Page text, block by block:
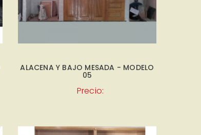
ALACENA Y BAJO MESADA - MODELO
05
Precio: